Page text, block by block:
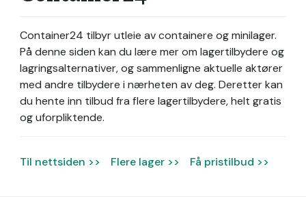
Container24 tilbyr utleie av containere og minilager.
På denne siden kan du lære mer om lagertilbydere og
lagringsalternativer, og sammenligne aktuelle aktører
med andre tilbydere i nærheten av deg. Deretter kan
du hente inn tilbud fra flere lagertilbydere, helt gratis
og uforpliktende.
Til nettsiden >> Flere lager >> Få pristilbud >>